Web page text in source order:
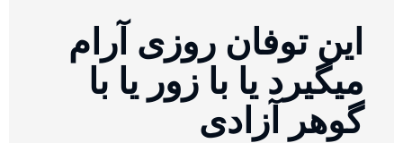
این توفان روزی آرام
میگیرد یا با زور یا با
گوهر آزادی